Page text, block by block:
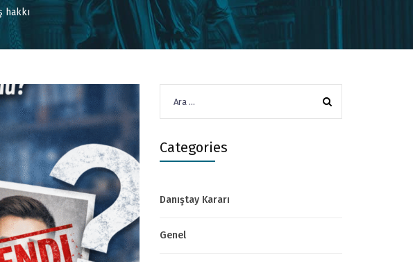
hakkı
Categories
Danıştay Kararı
Genel